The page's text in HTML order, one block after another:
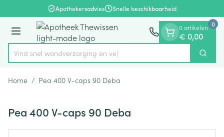
Ga naar de inhoudApothekersadvies Snelle beschikbaarheid
Menu
Product, merk, categorie...
Vind snel wondverzorgi Zoek
0 artikelen
€ 0,00
0
Home / Pea 400 V-caps 90 Deba
Pea 400 V-caps 90 Deba